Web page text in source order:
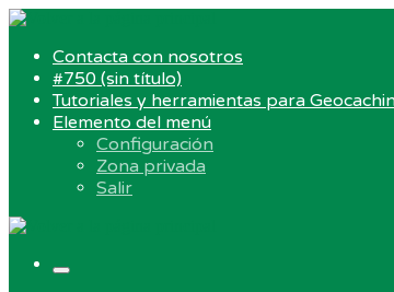
Skip
contentContacta con nosotros
#750 (sin título)
Tutoriales y herramientas para
Elemento del menú
Configuración
Zona privada
Salir
Menu